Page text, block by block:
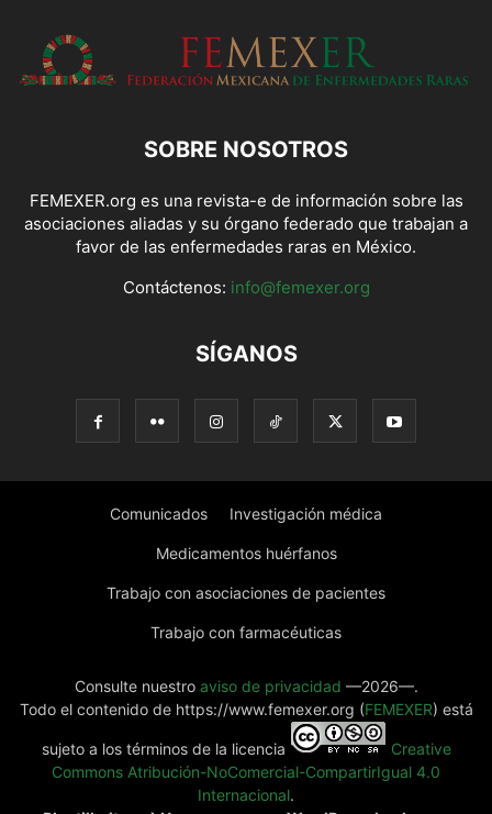
SOBRE NOSOTROS
FEMEXER.org es una revista-e de información sobre las
asociaciones aliadas y su órgano federado que trabajan a
favor de las enfermedades raras en México.
Contáctenos: info@femexer.org
SÍGANOS
Comunicados Investigación médica
Medicamentos huérfanos
Trabajo con asociaciones de pacientes
Trabajo con farmacéuticas
Consulte nuestro aviso de privacidad —2026—.
Todo el contenido de https://www.femexer.org (FEMEXER) está
sujeto a los términos de la licencia
Creative
Commons Atribución-NoComercial-CompartirIgual 4.0
Internacional.